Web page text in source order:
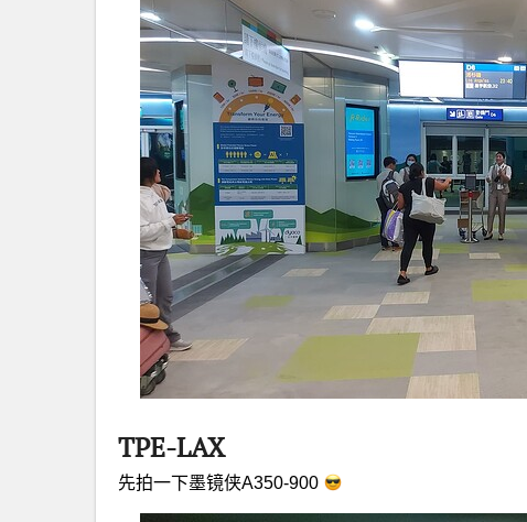
TPE-LAX
先拍一下墨镜侠A350-900